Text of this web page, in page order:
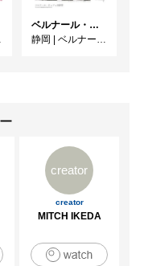
ベルナール・ビュフェと写真 ーカメラがとらえたビュフェとその時代、そして21 世紀へ
静岡 | ベルナール・ビュフェ美術館
creator
creator
MITCH IKEDA